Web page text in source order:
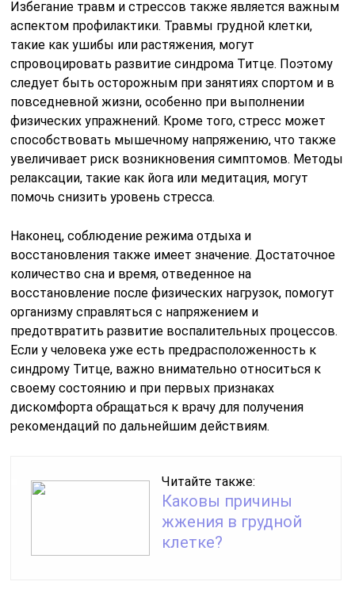
Избегание травм и стрессов также является важным
аспектом профилактики. Травмы грудной клетки,
такие как ушибы или растяжения, могут
спровоцировать развитие синдрома Титце. Поэтому
следует быть осторожным при занятиях спортом и в
повседневной жизни, особенно при выполнении
физических упражнений. Кроме того, стресс может
способствовать мышечному напряжению, что также
увеличивает риск возникновения симптомов. Методы
релаксации, такие как йога или медитация, могут
помочь снизить уровень стресса.
Наконец, соблюдение режима отдыха и
восстановления также имеет значение. Достаточное
количество сна и время, отведенное на
восстановление после физических нагрузок, помогут
организму справляться с напряжением и
предотвратить развитие воспалительных процессов.
Если у человека уже есть предрасположенность к
синдрому Титце, важно внимательно относиться к
своему состоянию и при первых признаках
дискомфорта обращаться к врачу для получения
рекомендаций по дальнейшим действиям.
Читайте также:
Каковы причины
жжения в грудной
клетке?